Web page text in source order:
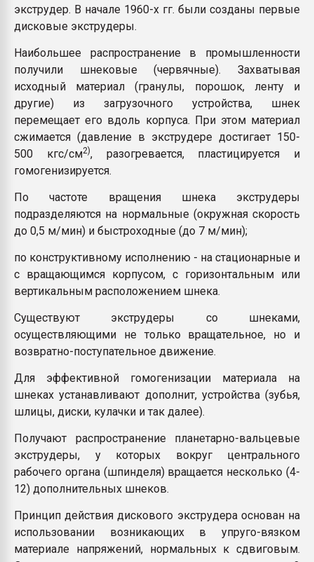
экструдер. В начале 1960-х гг. были созданы первые
дисковые экструдеры.
Наибольшее распространение в промышленности
получили шнековые (червячные). Захватывая
исходный материал (гранулы, порошок, ленту и
другие) из загрузочного устройства, шнек
перемещает его вдоль корпуса. При этом материал
сжимается (давление в экструдере достигает 150-
500 кгс/см2), разогревается, пластицируется и
гомогенизируется.
По частоте вращения шнека экструдеры
подразделяются на нормальные (окружная скорость
до 0,5 м/мин) и быстроходные (до 7 м/мин);
по конструктивному исполнению - на стационарные и
с вращающимся корпусом, с горизонтальным или
вертикальным расположением шнека.
Существуют экструдеры со шнеками,
осуществляющими не только вращательное, но и
возвратно-поступательное движение.
Для эффективной гомогенизации материала на
шнеках устанавливают дополнит, устройства (зубья,
шлицы, диски, кулачки и так далее).
Получают распространение планетарно-вальцевые
экструдеры, у которых вокруг центрального
рабочего органа (шпинделя) вращается несколько (4-
12) дополнительных шнеков.
Принцип действия дискового экструдера основан на
использовании возникающих в упруго-вязком
материале напряжений, нормальных к сдвиговым.